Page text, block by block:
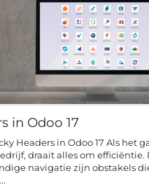
in Odoo 17
Headers in Odoo 17 Als het
draait alles om
navigatie zijn obstakels